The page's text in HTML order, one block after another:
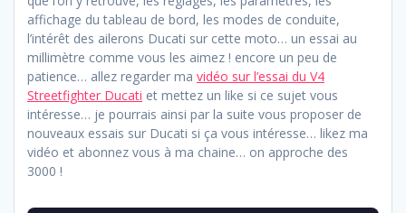
affichage du tableau de bord, les modes de conduite,
l’intérêt des ailerons Ducati sur cette moto… un essai au
millimètre comme vous les aimez ! encore un peu de
patience… allez regarder ma vidéo sur l’essai du V4
Streetfighter Ducati et mettez un like si ce sujet vous
intéresse… je pourrais ainsi par la suite vous proposer de
nouveaux essais sur Ducati si ça vous intéresse… likez ma
vidéo et abonnez vous à ma chaine… on approche des
3000 !